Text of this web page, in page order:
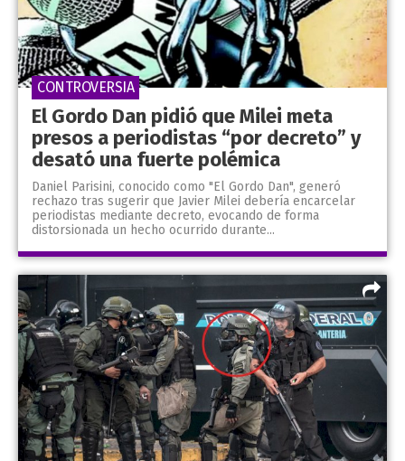
El Gordo Dan pidió que Milei meta
presos a periodistas “por decreto” y
desató una fuerte polémica
Daniel Parisini, conocido como "El Gordo Dan", generó
rechazo tras sugerir que Javier Milei debería encarcelar
periodistas mediante decreto, evocando de forma
distorsionada un hecho ocurrido durante...
CONTROVERSIA